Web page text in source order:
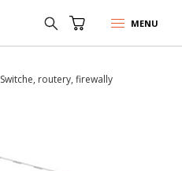
MENU
Switche, routery, firewally